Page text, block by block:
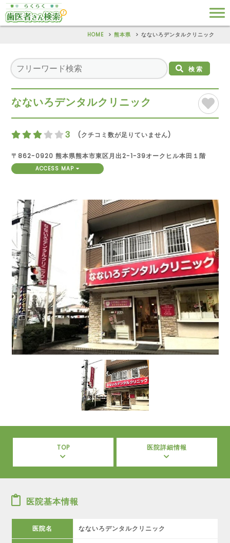
HOME 熊本県 なないろデンタルクリニック
検索
なないろデンタルクリニック
3 (クチコミ数が足りていません)
〒862-0920 熊本県熊本市東区月出2-1-39オークヒル本田１階
ACCESS MAP
TOP 医院詳細情報
医院基本情報
医院名 なないろデンタルクリニック